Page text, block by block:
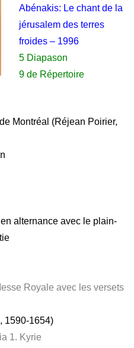
Abénakis: Le chant de la
jérusalem des terres
froides – 1996
5 Diapason
9 de Répertoire
Montréal (Réjean Poirier,
alternance avec le plain-
Royale avec les versets
1590-1654)
1. Kyrie